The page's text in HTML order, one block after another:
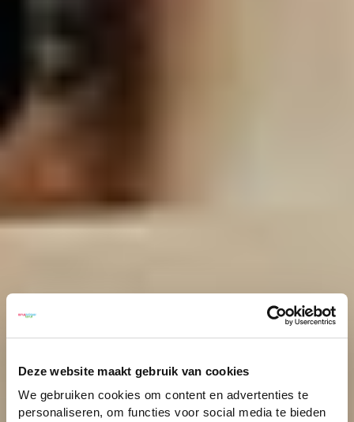
Deze website maakt gebruik van cookies
We gebruiken cookies om content en advertenties te
personaliseren, om functies voor social media te bieden